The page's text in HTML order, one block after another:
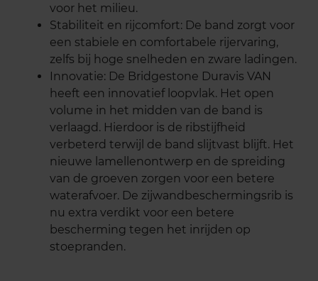
voor het milieu.
Stabiliteit en rijcomfort: De band zorgt voor
een stabiele en comfortabele rijervaring,
zelfs bij hoge snelheden en zware ladingen.
Innovatie: De Bridgestone Duravis VAN
heeft een innovatief loopvlak. Het open
volume in het midden van de band is
verlaagd. Hierdoor is de ribstijfheid
verbeterd terwijl de band slijtvast blijft. Het
nieuwe lamellenontwerp en de spreiding
van de groeven zorgen voor een betere
waterafvoer. De zijwandbeschermingsrib is
nu extra verdikt voor een betere
bescherming tegen het inrijden op
stoepranden.